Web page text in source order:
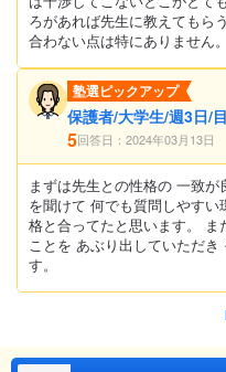
ろがあれば先生に教えてもら
合わない点は特にありません。
塾選ピックアップ
保護者/大学生/週3日/
5回答日：2024年03月13日
まずは先生との性格の 一致
を聞けて 何でも質問しやす
格と合ってたと思います。
ことを あぶり出していただ
す。